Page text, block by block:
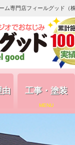
ム専門店フィールグッド（
由 工事・塗装
MENU